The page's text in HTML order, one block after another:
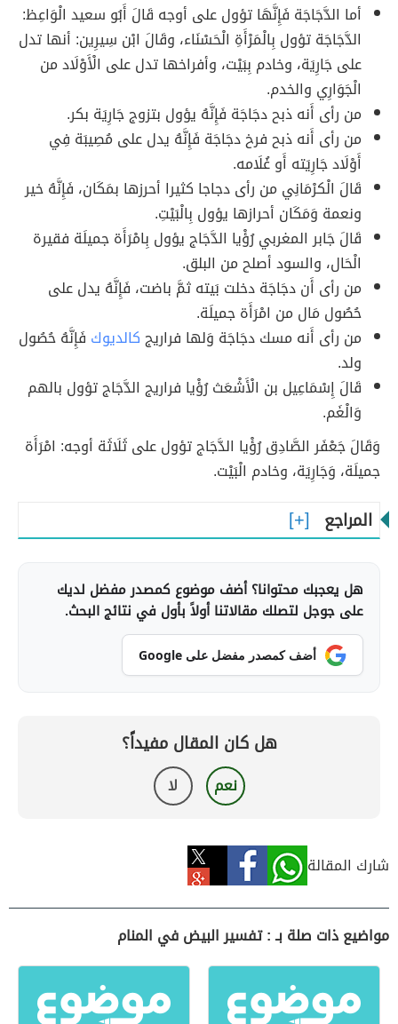
أما الدَّجَاجَة فَإِنَّهَا تؤول على أوجه قَالَ أَبُو سعيد الْوَاعِظ:
الدَّجَاجَة تؤول بِالْمَرْأَةِ الْحَسْنَاء، وقَالَ ابْن سِيرِين: أنها تدل
على جَارِيَة، وخادم بِبَيْت، وأفراخها تدل على الْأَوْلَاد من
الْجَوَارِي والخدم.
من رأى أَنه ذبح دجَاجَة فَإِنَّهُ يؤول بتزوج جَارِيَة بكر.
من رأى أَنه ذبح فرخ دجَاجَة فَإِنَّهُ يدل على مُصِيبَة فِي
أَوْلَاد جَارِيَته أَو غُلَامه.
قَالَ الْكرْمَانِي من رأى دجاجا كثيرا أحرزها بمَكَان، فَإِنَّهُ خير
ونعمة وَمَكَان أحرازها يؤول بِالْبَيْتِ.
قَالَ جَابر المغربي رُؤْيا الدَّجَاج يؤول بِامْرَأَة جميلَة فقيرة
الْحَال، والسود أصلح من البلق.
من رأى أَن دجَاجَة دخلت بَيته ثمَّ باضت، فَإِنَّهُ يدل على
حُصُول مَال من امْرَأَة جميلَة.
من رأى أَنه مسك دجَاجَة وَلها فراريجكالديوك فَإِنَّهُ حُصُول
ولد.
قَالَ إِسْمَاعِيل بن الْأَشْعَث رُؤْيا فراريج الدَّجَاج تؤول بالهم
وَالْغَم.
وَقَالَ جَعْفَر الصَّادِق رُؤْيا الدَّجَاج تؤول على ثَلَاثَة أوجه: امْرَأَة
جميلَة، وَجَارِيَة، وخادم الْبَيْت.
المراجع
هل يعجبك محتوانا؟ أضف موضوع كمصدر مفضل لديك
على جوجل لتصلك مقالاتنا أولاً بأول في نتائج البحث.
أضف كمصدر مفضل على Google
هل كان المقال مفيداً؟
نعم لا
شارك المقالة
مواضيع ذات صلة بـ : تفسير البيض في المنام